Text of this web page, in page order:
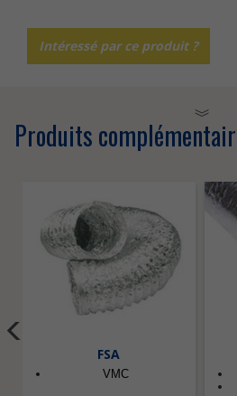
Intéressé par ce produit ?
Produits
FSA
VMC